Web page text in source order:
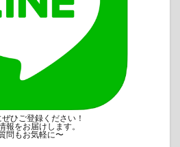
ぜひご登録ください！
報をお届けします。
問もお気軽に〜